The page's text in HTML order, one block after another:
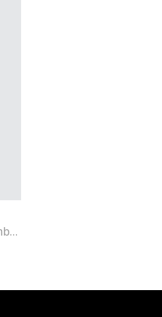
Trening din amestec de bumbac cu imprimeu, Bleumarin